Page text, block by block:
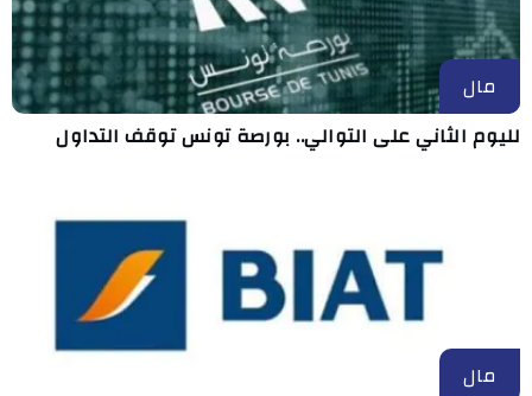
مال
لليوم الثاني على التوالي.. بورصة تونس توقف التداول
مال